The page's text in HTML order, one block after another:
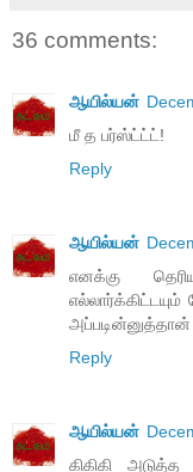
36 comments:
ஆயில்யன்
மீ த பர்ஸ்ட்ட்ட்!
Reply
ஆயில்யன்
எனக்கு
Reply
ஆயில்யன்
கிகிகி